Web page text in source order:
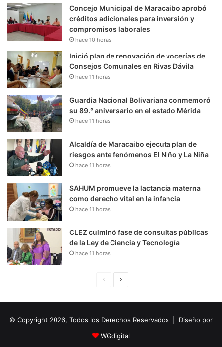
Concejo Municipal de Maracaibo aprobó
créditos adicionales para inversión y
compromisos laborales
hace 10 horas
Inició plan de renovación de vocerías de
Consejos Comunales en Rivas Dávila
hace 11 horas
Guardia Nacional Bolivariana conmemoró
su 89.° aniversario en el estado Mérida
hace 11 horas
Alcaldía de Maracaibo ejecuta plan de
riesgos ante fenómenos El Niño y La Niña
hace 11 horas
SAHUM promueve la lactancia materna
como derecho vital en la infancia
hace 11 horas
CLEZ culminó fase de consultas públicas
de la Ley de Ciencia y Tecnología
hace 11 horas
i
n
u
i
© Copyright 2026, Todos los Derechos Reservados | Diseño por
WGdigital